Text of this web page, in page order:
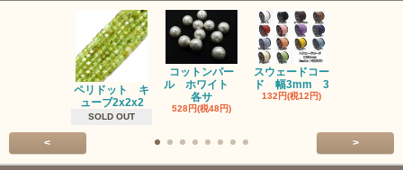
ペリドット キ
ューブ2x2x2
SOLD OUT
コットンパー
ル ホワイト
各サ
528円(税48円)
スウェードコー
ド 幅3mm 3
132円(税12円)
< >